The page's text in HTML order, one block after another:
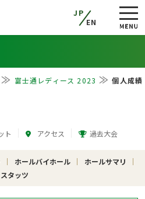
JP
EN
富士通レディース 2023 個人成績
ト アクセス 過去大会
ホールバイホール
ホールサマリ
スタッツ